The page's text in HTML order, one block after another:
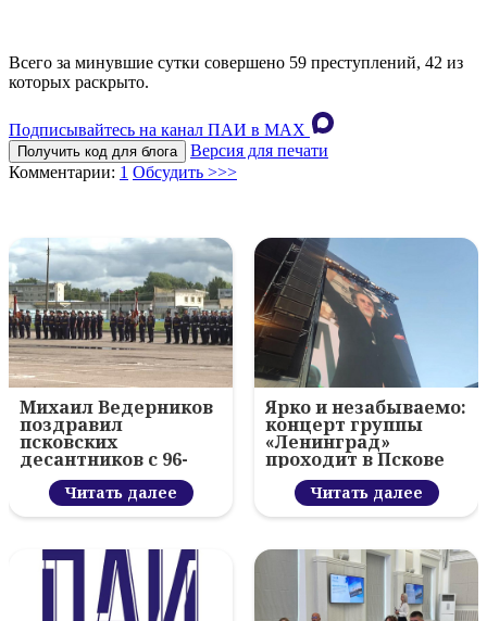
Всего за минувшие сутки совершено 59 преступлений, 42 из
которых раскрыто.
Подписывайтесь на канал ПАИ в MAХ
Получить код для блога
Версия для печати
Комментарии: 1 Обсудить >>>
Михаил Ведерников
поздравил
псковских
десантников с 96-
летием ВДВ и
вручил награды
Читать далее
Ярко и незабываемо:
концерт группы
«Ленинград»
проходит в Пскове
Читать далее